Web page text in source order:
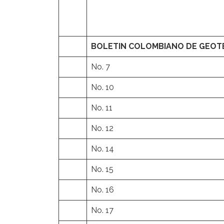
BOLETIN COLOMBIANO DE
No. 7
No. 10
No. 11
No. 12
No. 14
No. 15
No. 16
No. 17